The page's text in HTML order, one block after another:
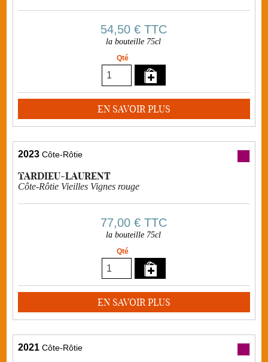
54,50 €TTC
la bouteille 75cl
Qté
EN SAVOIR PLUS
2023 Côte-Rôtie
TARDIEU-LAURENT
Côte-Rôtie Vieilles Vignes rouge
77,00 €TTC
la bouteille 75cl
Qté
EN SAVOIR PLUS
2021 Côte-Rôtie